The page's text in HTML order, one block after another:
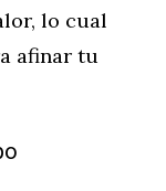
lo cual
afinar tu